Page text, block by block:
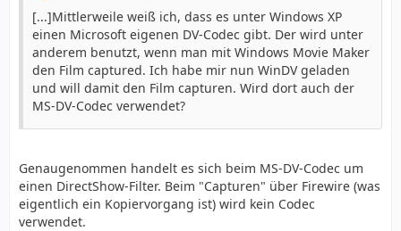
[...]Mittlerweile weiß ich, dass es unter Windows XP
einen Microsoft eigenen DV-Codec gibt. Der wird unter
anderem benutzt, wenn man mit Windows Movie Maker
den Film captured. Ich habe mir nun WinDV geladen
und will damit den Film capturen. Wird dort auch der
MS-DV-Codec verwendet?
Genaugenommen handelt es sich beim MS-DV-Codec um
einen DirectShow-Filter. Beim "Capturen" über Firewire (was
eigentlich ein Kopiervorgang ist) wird kein Codec
verwendet.